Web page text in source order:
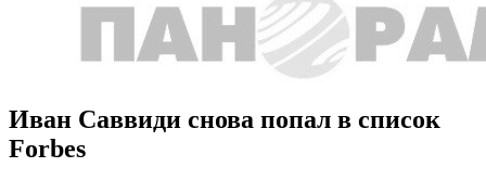
Иван Саввиди снова попал в список
Forbes